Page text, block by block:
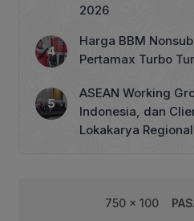
2026
Harga BBM
Pertamax Turbo
ASEAN Working
Indonesia, dan
Lokakarya
750 x 100